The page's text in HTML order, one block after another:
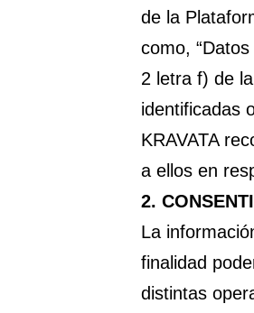
de la
como,
2 letra f) de
identificadas
KRAVATA
a ellos en
2.
La
finalidad
distintas